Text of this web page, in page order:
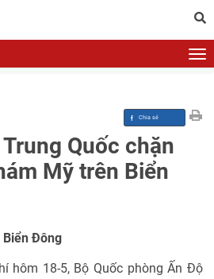
Quốc chặn
Mỹ trên Biển
Biển Đông
hôm 18-5, Bộ Quốc phòng Ấn Độ